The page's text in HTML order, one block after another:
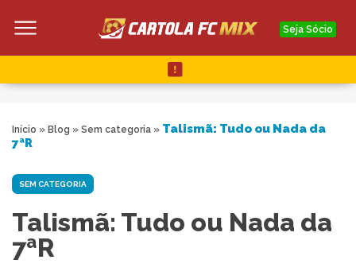
Seja Sócio
Início » Blog » Sem categoria » Talismã: Tudo ou Nada da
7ªR
SEM CATEGORIA
Talismã: Tudo ou Nada da
7ªR